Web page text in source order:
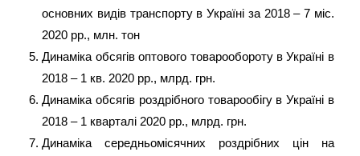
основних видів транспорту в Україні за 2018 – 7 міс.
2020 рр., млн. тон
Динаміка обсягів оптового товарообороту в Україні в
2018 – 1 кв. 2020 рр., млрд. грн.
Динаміка обсягів роздрібного товарообігу в Україні в
2018 – 1 кварталі 2020 рр., млрд. грн.
Динаміка середньомісячних роздрібних цін на